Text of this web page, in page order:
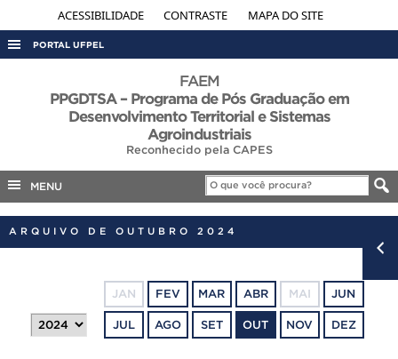
ACESSIBILIDADE CONTRASTE MAPA DO SITE
PORTAL UFPEL
AUDITORIA
INTERNACIONAL
TELEFONES
FAEM
PPGDTSA – Programa de Pós Graduação em
Desenvolvimento Territorial e Sistemas
Agroindustriais
Reconhecido pela CAPES
MENU
ARQUIVO DE OUTUBRO 2024
JAN FEV MAR ABR MAI JUN
JUL AGO SET OUT NOV DEZ